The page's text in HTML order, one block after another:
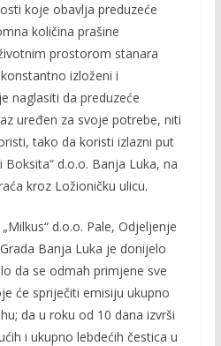
koje obavlja preduzeće
količina prašine
prostorom stanara
izloženi i
naglasiti da preduzeće
uređen za svoje potrebe, niti
tako da koristi izlazni put
Boksita“ d.o.o. Banja Luka, na
kroz Ložioničku ulicu.
d.o.o. Pale, Odjeljenje
Banja Luka je donijelo
da se odmah primjene sve
će spriječiti emisiju ukupno
da u roku od 10 dana izvrši
i ukupno lebdećih čestica u